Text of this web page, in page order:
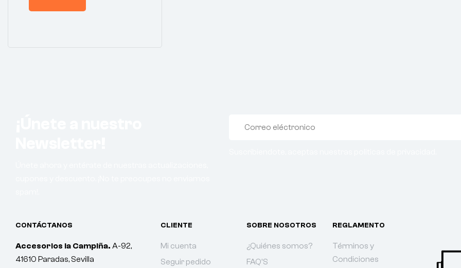
CONTÁCTANOS
Accesorios la Campiña. A-92,
41610 Paradas, Sevilla
CLIENTE
Mi cuenta
Seguir pedido
SOBRE NOSOTROS
¿Quiénes somos?
FAQ'S
REGLAMENTO
Términos y
Condiciones